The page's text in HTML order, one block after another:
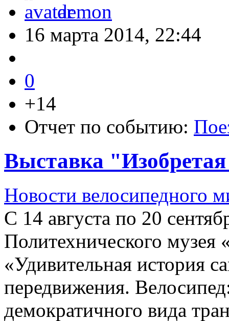
demon
16 марта 2014, 22:44
0
+14
Отчет по событию:
Выставка
Новости велосипедного
С 14 августа по 20
Политехнического музея
«Удивительная история
передвижения.
демократичного вида